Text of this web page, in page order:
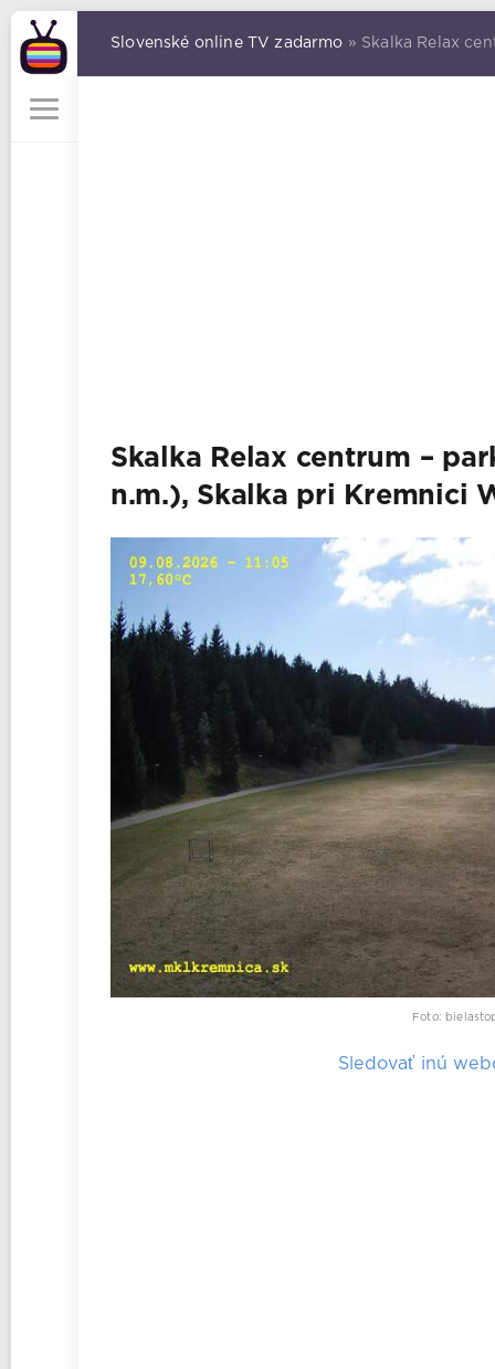
Slovenské online TV zadarmo » Skalka Relax
Skalka Relax centrum –
n.m.), Skalka pri Kremnici
Foto:
Sledovať inú